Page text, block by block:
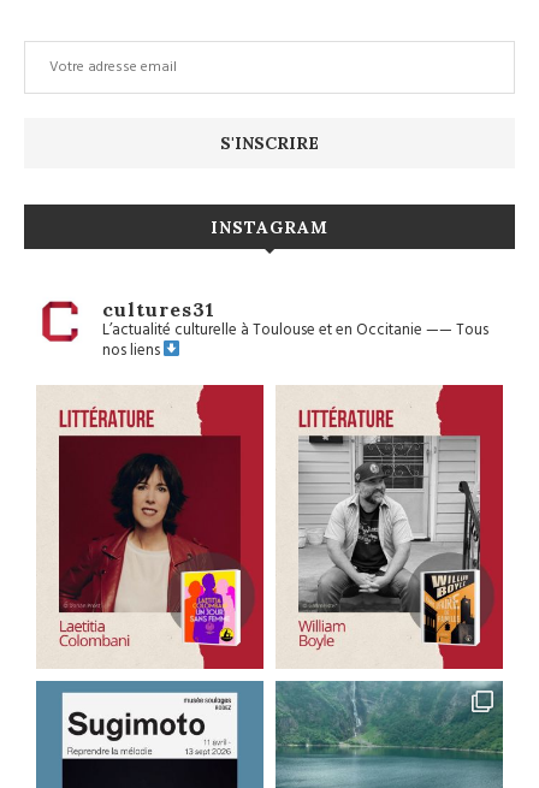
INSTAGRAM
cultures31
L’actualité culturelle à Toulouse et en Occitanie——Tous
nos liens